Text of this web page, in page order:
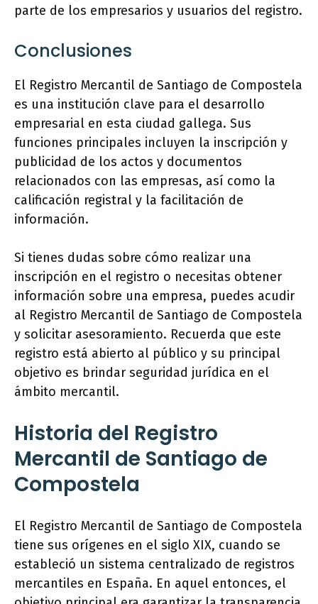
parte de los empresarios y usuarios del registro.
Conclusiones
El Registro Mercantil de Santiago de Compostela
es una institución clave para el desarrollo
empresarial en esta ciudad gallega. Sus
funciones principales incluyen la inscripción y
publicidad de los actos y documentos
relacionados con las empresas, así como la
calificación registral y la facilitación de
información.
Si tienes dudas sobre cómo realizar una
inscripción en el registro o necesitas obtener
información sobre una empresa, puedes acudir
al Registro Mercantil de Santiago de Compostela
y solicitar asesoramiento. Recuerda que este
registro está abierto al público y su principal
objetivo es brindar seguridad jurídica en el
ámbito mercantil.
Historia del Registro
Mercantil de Santiago de
Compostela
El Registro Mercantil de Santiago de Compostela
tiene sus orígenes en el siglo XIX, cuando se
estableció un sistema centralizado de registros
mercantiles en España. En aquel entonces, el